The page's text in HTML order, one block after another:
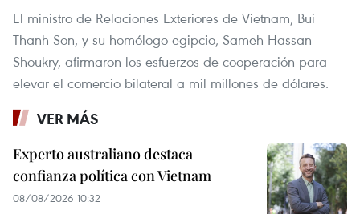
El ministro de Relaciones Exteriores de Vietnam, Bui
Thanh Son, y su homólogo egipcio, Sameh Hassan
Shoukry, afirmaron los esfuerzos de cooperación para
elevar el comercio bilateral a mil millones de dólares.
VER MÁS
Experto australiano destaca
confianza política con Vietnam
08/08/2026 10:32